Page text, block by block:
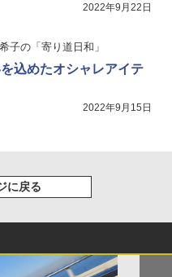
2022年9月22日
子の「寄り道日和」
込めたオシャレアイテ
2022年9月15日
に戻る